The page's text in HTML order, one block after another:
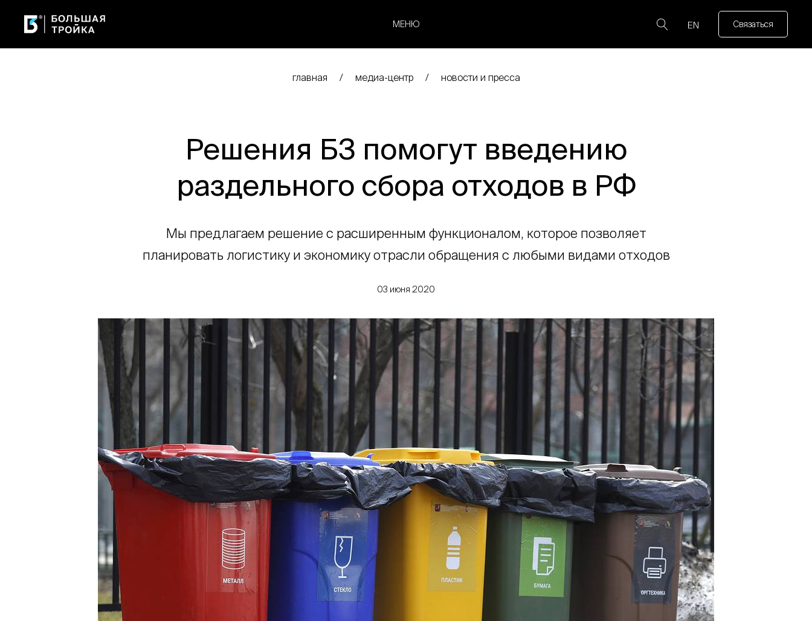
Технологии —
ключ к успеху
МЕНЮ EN Связаться
главная медиа-центр новости и пресса
Решения Б3 помогут введению
раздельного сбора отходов в РФ
Мы предлагаем решение с расширенным функционалом, которое позволяет
планировать логистику и экономику отрасли обращения с любыми видами отходов
03 июня 2020